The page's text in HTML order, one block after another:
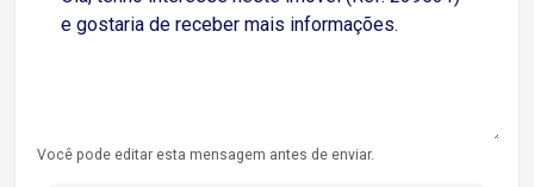
Você pode editar esta mensagem antes de enviar.